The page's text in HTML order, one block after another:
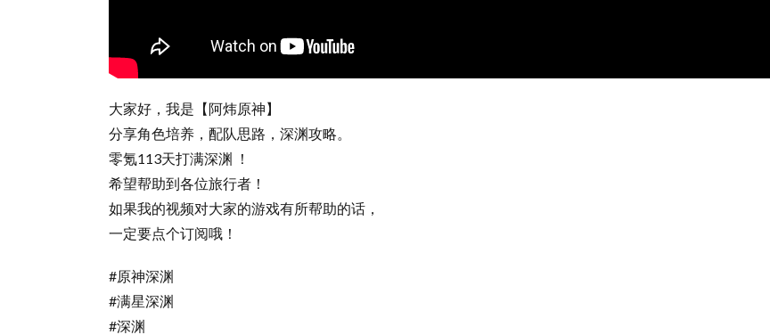
大家好，我是【阿炜原神】
分享角色培养，配队思路，深渊攻略。
零氪113天打满深渊 ！
希望帮助到各位旅行者！
如果我的视频对大家的游戏有所帮助的话，
一定要点个订阅哦！
#原神深渊
#满星深渊
#深渊